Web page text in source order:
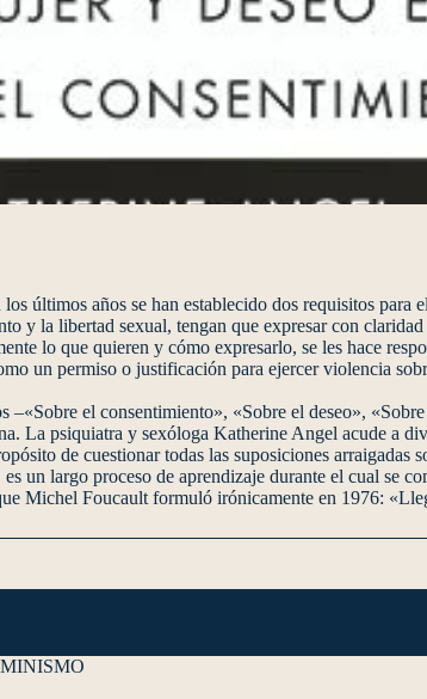
últimos años se han establecido dos requisitos
y la libertad sexual, tengan que expresar con
lo que quieren y cómo expresarlo, se les hace
un permiso o justificación para ejercer violencia
–«Sobre el consentimiento», «Sobre el deseo»,
La psiquiatra y sexóloga Katherine Angel acude a
de cuestionar todas las suposiciones
un largo proceso de aprendizaje durante el cual se
Michel Foucault formuló irónicamente en 1976: